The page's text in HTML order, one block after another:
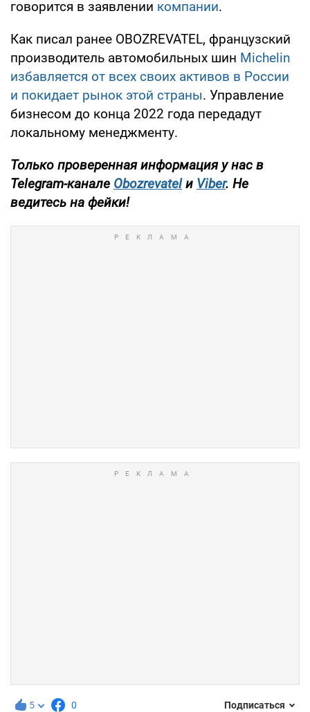
говорится в заявлении компании.
Как писал ранее OBOZREVATEL, французский
производитель автомобильных шин Michelin
избавляется от всех своих активов в России
и покидает рынок этой страны. Управление
бизнесом до конца 2022 года передадут
локальному менеджменту.
Только проверенная информация у нас в
Telegram-канале Obozrevatelи Viber. Не
ведитесь на фейки!
5 0 Подписаться